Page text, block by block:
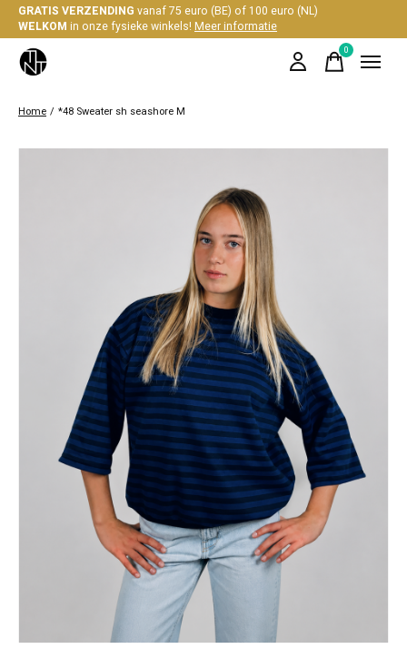
GRATIS VERZENDING vanaf 75 euro (BE) of 100 euro (NL)
WELKOM in onze fysieke winkels!Meer informatie
0items
Home / *48 Sweater sh seashore M